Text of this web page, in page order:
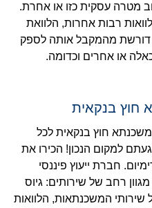
מטרה עסקית כזו או אחרת.
רבות אחרות, הלוואת
דורשת מהמקבל אותה לספק
או אחרים וכדומה.
חוץ בנקאית
חוץ בנקאית לכל
למקום הנכון! הכירו את
חברת ייעוץ פיננסי
רחב של שירותים: גיוס
שירותי המשכנתאות, הלוואות